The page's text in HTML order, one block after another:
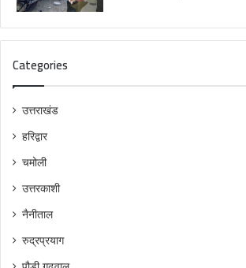
Categories
उत्तराखंड
हरिद्वार
चमोली
उत्तरकाशी
नैनीताल
रुद्रप्रयाग